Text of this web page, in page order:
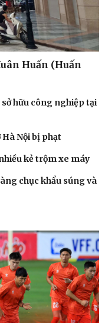
Huấn (Huấn
hữu công nghiệp tại
Nội bị phạt
kẻ trộm xe máy
chục khẩu súng và